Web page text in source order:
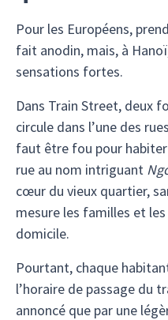
Pour les Européens,
fait anodin, mais, à
sensations fortes.
Dans Train Street, deux
circule dans l’une des
faut être fou pour habiter
rue au nom intriguant
cœur du vieux quartier,
mesure les familles et
domicile.
Pourtant, chaque
l’horaire de passage du
annoncé que par une